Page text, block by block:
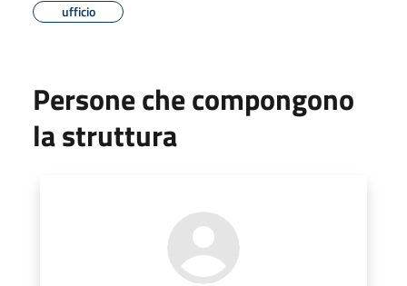
ufficio
Persone che compongono
la struttura